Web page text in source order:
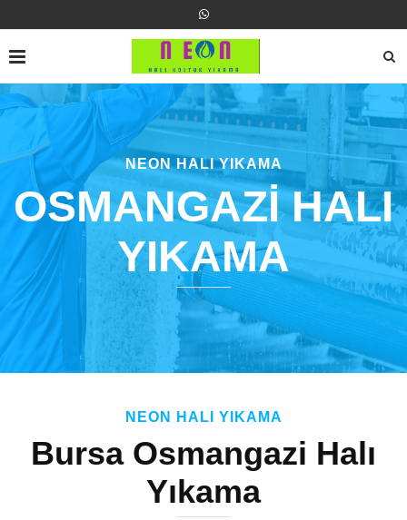
NEON HALI YIKAMA
OSMANGAZİ HALI
YIKAMA
NEON HALI YIKAMA
Bursa Osmangazi Halı
Yıkama